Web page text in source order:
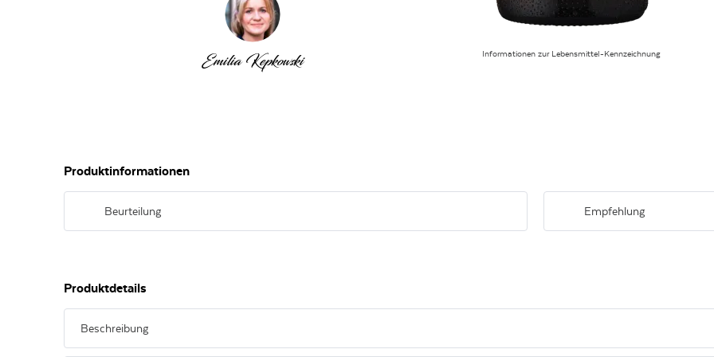
Informationen zur Lebensmittel-Kennzeichnung
Emilia Kepkowski
Produktinformationen
Beurteilung Empfehlung
Produktdetails
Beschreibung